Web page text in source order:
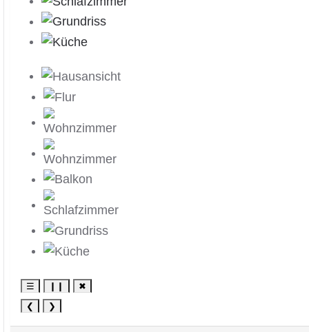
☰ ❙❙
✖
❮
❯